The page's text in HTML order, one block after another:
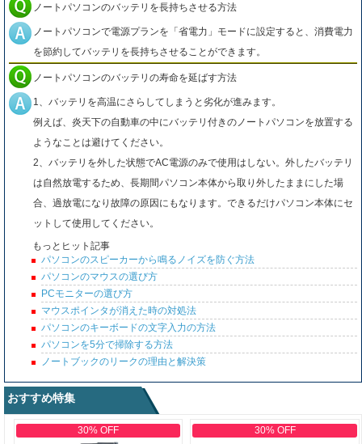
ノートパソコンのバッテリを長持ちさせる方法
ノートパソコンで電源プランを「省電力」モードに設定すると、消費電力
を節約してバッテリを長持ちさせることができます。
ノートパソコンのバッテリの寿命を延ばす方法
1、バッテリを高温にさらしてしまうと劣化が進みます。
例えば、炎天下の自動車の中にバッテリ付きのノートパソコンを放置する
ようなことは避けてください。
2、バッテリを外した状態でAC電源のみで使用はしない。外したバッテリ
は自然放電するため、長期間パソコン本体から取り外したままにした場
合、過放電になり故障の原因にもなります。できるだけパソコン本体にセ
ットして使用してください。
もっとヒット記事
パソコンのスピーカーから鳴るノイズを防ぐ方法
パソコンのマウスの選び方
PCモニターの選び方
マウスポインタが消えた時の対処法
パソコンのキーボードの文字入力の方法
パソコンを5分で掃除する方法
ノートブックのリークの理由と解決策
おすすめ特集
30% OFF 30% OFF